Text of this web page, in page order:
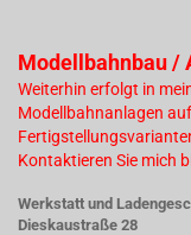
Modellbahnbau /
Weiterhin erfolgt in
Modellbahnanlagen
Kontaktieren Sie mich
Werkstatt und
Dieskaustraße 28